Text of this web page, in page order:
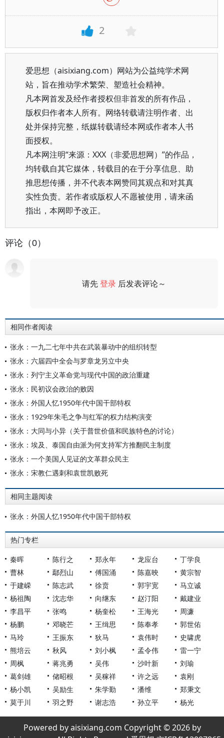
2
爱思想（aisixiang.com）网站为公益纯学术网
站，旨在推动学术繁荣、塑造社会精神。
凡本网首发及经作者授权但非首发的所有作品，
版权归作者本人所有。网络转载请注明作者、出
处并保持完整，纸媒转载请经本网或作者本人书
面授权。
凡本网注明“来源：XXX（非爱思想网）”的作品，
均转载自其它媒体，转载目的在于分享信息、助
推思想传播，并不代表本网赞同其观点和对其真
实性负责。若作者或版权人不愿被使用，请来函
指出，本网即予改正。
评论（0）
请先登录 后发表评论～
相同作者阅读
张永：一九二七年中共在武装暴动中的组织转型
张永：六届四中全会与罗章龙另立中央
张永：列宁主义革命党与现代中国的政治重建
张永：民初议会政治的败因
张永：外国人忆1950年代中国干部特权
张永：1929年朱毛之争与红军的权力结构演变
张永：大同与小异（关于普世价值和民族特色的讨论）
张永：埃及、泰国自由派为何支持军方推翻民主制度
张永：一个美国人见证的文革群众民主
张永：宋教仁遇刺和袁世凯败死
相同主题阅读
张永：外国人忆1950年代中国干部特权
热门专栏
秦晖 陈行之 郑永年 龙应台
丁学良
曹林
鄢烈山 傅国涌 陈嘉映
黄宗智
于建嵘
陈志武 徐贲 郭宇宽
马立诚
杨祖陶
沈志华 向继东 赵汀阳
戴建业
李昌平
张鸣 杨奎松 王海光
周濂
杨鹏
邓晓芒 王缉思 陈奉孝
郭世佑
马玲
王振东 狄马 袁伟时
史啸虎
熊培云
秋风 刘小枫 孟令伟
雷一宁
周枫
蒋兆勇 吴伟 沙叶新
刘瑜
葛剑雄
储昭根 吴稼祥 许之远
袁刚
杨小凯
吴励生 朱学勤 潘维
郑秉文
莫于川
羽之野 谢志浩 孙立平 杨光
Powered by aisixiang.com Copyright © 2026 by